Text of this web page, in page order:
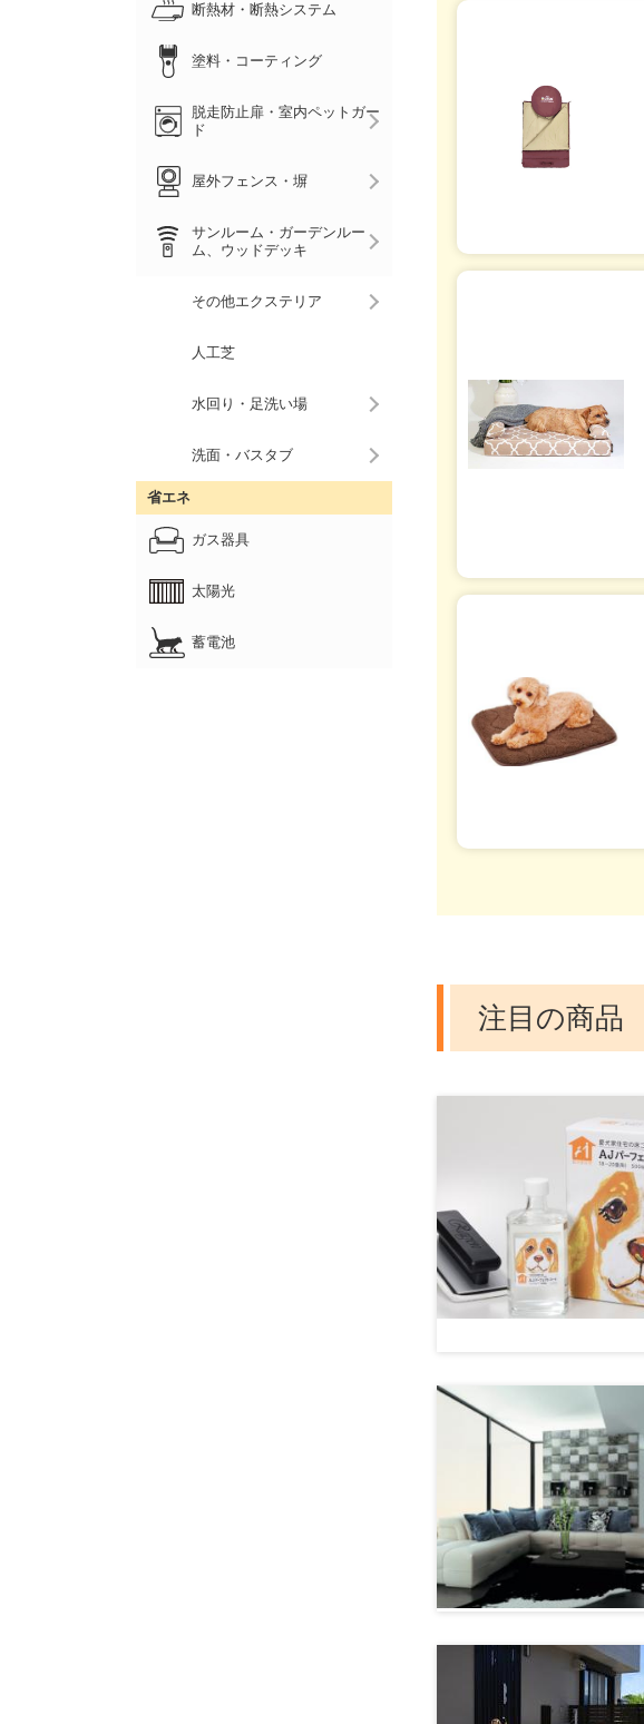
注目の商品
断熱材・断熱システム
塗料・コーティング
脱走防止扉・室内ペットガー
ド
屋外フェンス・塀
サンルーム・ガーデンルー
ム、ウッドデッキ
その他エクステリア
人工芝
水回り・足洗い場
洗面・バスタブ
省エネ
ガス器具
太陽光
蓄電池